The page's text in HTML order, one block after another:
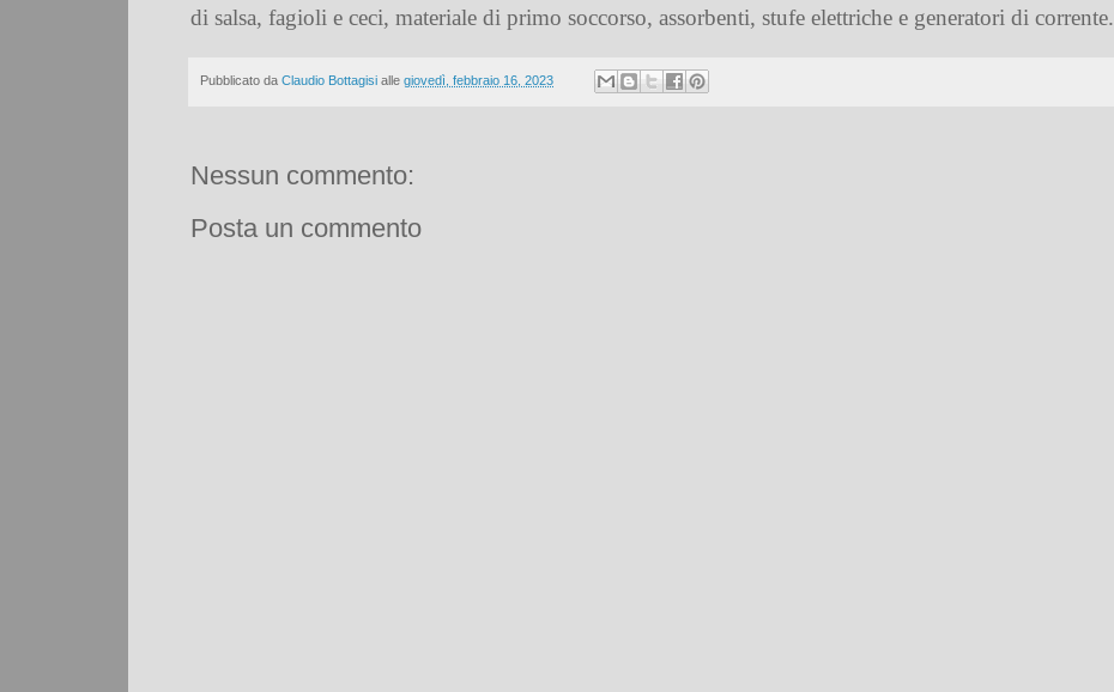
di salsa, fagioli e ceci, materiale di primo soccorso, assorbenti, stufe elettriche e generatori di corrente.
Pubblicato da Claudio Bottagisi alle giovedì, febbraio 16, 2023
Nessun commento:
Posta un commento